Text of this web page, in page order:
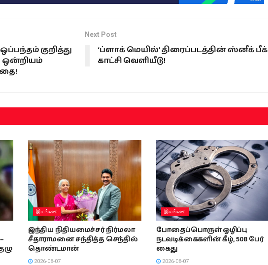
குறித்து
ஒன்றியம்
Next Post
‘ப்ளாக் மெயில்’ திரைப்படத்தின் ஸ்னீக் பீக்
காட்சி வெளியீடு!
இலங்கை
இந்திய நிதியமைச்சர் நிர்மலா
சீதாராமனை சந்தித்த செந்தில்
தொண்டமான்
2026-08-07
இலங்கை
போதைப்பொருள் ஒழிப்பு
நடவடிக்கைகளின் கீழ், 508 பேர்
கைது
2026-08-07